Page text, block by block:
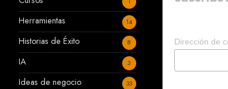
Herramientas 14
Historias de Éxito 8
IA 3
Ideas de negocio 33
Dirección de